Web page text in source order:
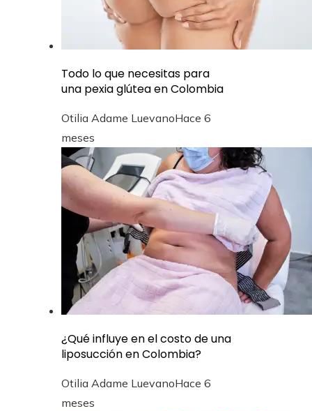
Todo lo que necesitas para
una pexia glútea en Colombia
Otilia Adame LuevanoHace 6
meses
¿Qué influye en el costo de una
liposucción en Colombia?
Otilia Adame LuevanoHace 6
meses